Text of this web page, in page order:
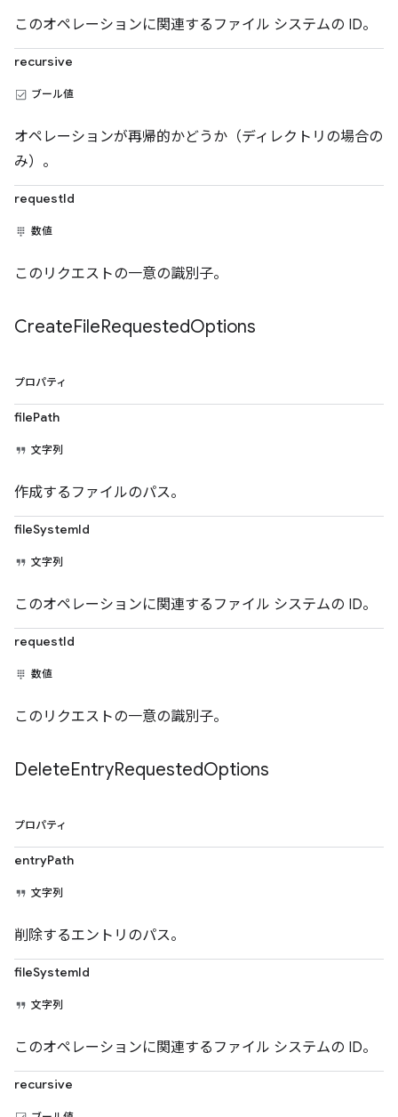
このオペレーションに関連するファイル システムの ID。
recursive
ブール値
オペレーションが再帰的かどうか（ディレクトリの場合の
み）。
requestId
数値
このリクエストの一意の識別子。
CreateFileRequestedOptions
プロパティ
filePath
文字列
作成するファイルのパス。
fileSystemId
文字列
このオペレーションに関連するファイル システムの ID。
requestId
数値
このリクエストの一意の識別子。
DeleteEntryRequestedOptions
プロパティ
entryPath
文字列
削除するエントリのパス。
fileSystemId
文字列
このオペレーションに関連するファイル システムの ID。
recursive